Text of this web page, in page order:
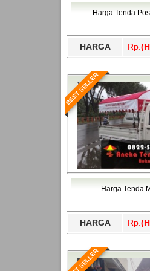
Bawang Barat,
Harga Tenda
HARGA Rp.
BEST SELLER
Harga Tenda
HARGA Rp.